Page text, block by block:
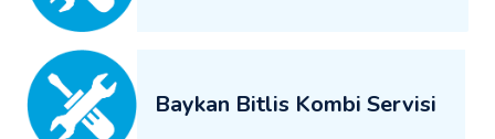
Baykan Bitlis Kombi Servisi